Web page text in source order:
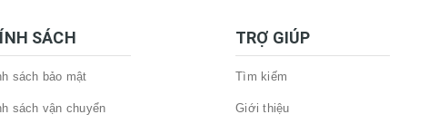
SÁCH
sách bảo mật
sách vận chuyển
TRỢ GIÚP
Tìm kiếm
Giới thiệu